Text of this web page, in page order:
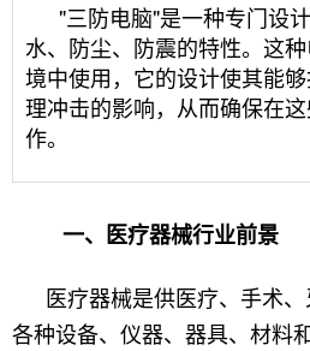
"三防电脑"是一种专门设
水、防尘、防震的特性。这
境中使用，它的设计使其能
理冲击的影响，从而确保在
作。
一、医疗器械行业前景
医疗器械是供医疗、手术
各种设备、仪器、器具、材料